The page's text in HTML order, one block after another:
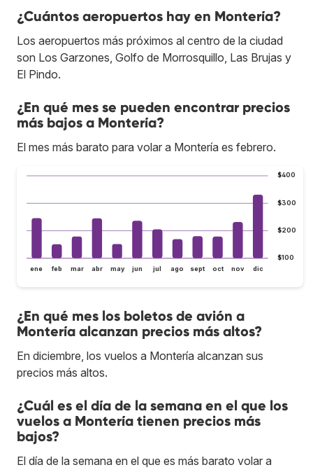
¿Cuántos aeropuertos hay en Montería?
Los aeropuertos más próximos al centro de la ciudad
son Los Garzones, Golfo de Morrosquillo, Las Brujas y
El Pindo.
¿En qué mes se pueden encontrar precios
más bajos a Montería?
El mes más barato para volar a Montería es febrero.
$100
$200
$300
$400
ene feb mar abr may jun jul ago sept oct nov dic
¿En qué mes los boletos de avión a
Montería alcanzan precios más altos?
En diciembre, los vuelos a Montería alcanzan sus
precios más altos.
¿Cuál es el día de la semana en el que los
vuelos a Montería tienen precios más
bajos?
El día de la semana en el que es más barato volar a